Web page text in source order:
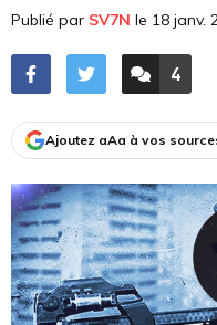
Publié par SV7N le 18 janv.
4
Ajoutez aAa à vos